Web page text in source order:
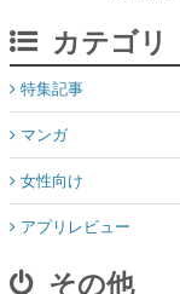
カテゴリ
特集記事
マンガ
女性向け
アプリレビュー
その他